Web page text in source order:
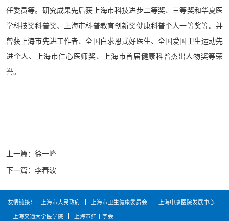
任委员等。研究成果先后获上海市科技进步二等奖、三等奖和华夏医
学科技奖科普奖、上海市科普教育创新奖健康科普个人一等奖等。并
曾获上海市先进工作者、全国白求恩式好医生、全国爱国卫生运动先
进个人、上海市仁心医师奖、上海市首届健康科普杰出人物奖等荣
誉。
上一篇： 徐一峰
下一篇： 李春波
友情链接： 上海市人民政府 上海市卫生健康委员会 上海申康医院发展中心
上海交通大学医学院 上海市红十字会